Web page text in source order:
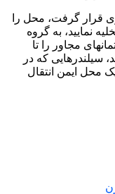
قرار گرفت، محل را
تخلیه نمایید، به گروه
مجاور را تا
سیلندرهایی که در
محل ایمن انتقال